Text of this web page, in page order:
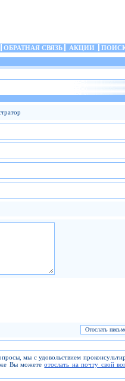
ОБРАТНАЯ СВЯЗЬ АКЦИИ
мы с удовольствием
же Вы можетеотослать на почту свой